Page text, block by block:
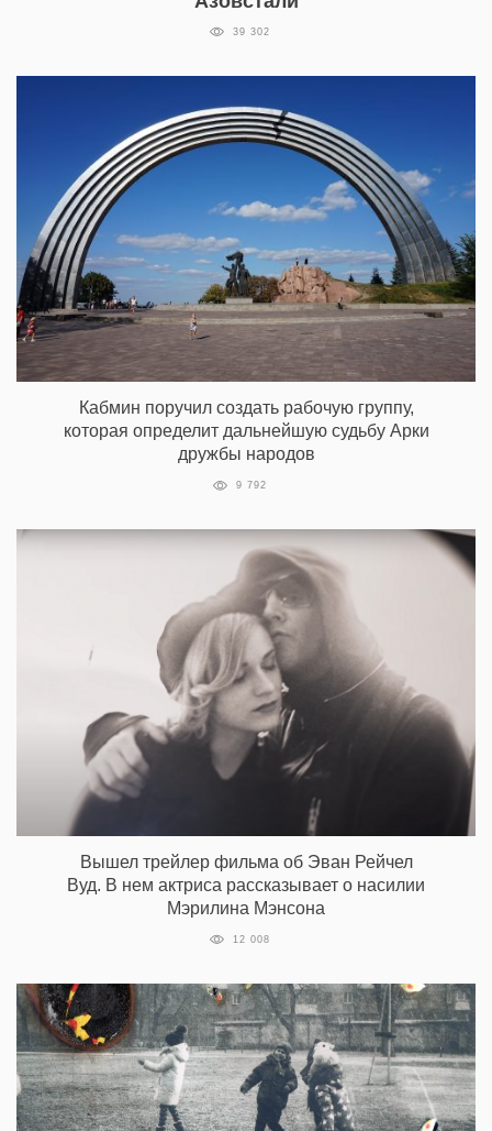
39 302
Кабмин поручил создать рабочую группу,
которая определит дальнейшую судьбу Арки
дружбы народов
9 792
Вышел трейлер фильма об Эван Рейчел
Вуд. В нем актриса рассказывает о насилии
Мэрилина Мэнсона
12 008